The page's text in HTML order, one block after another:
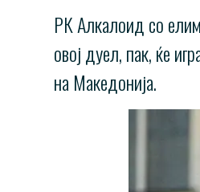
РК Алкалоид со
овој дуел, пак, ќе
на Македонија.